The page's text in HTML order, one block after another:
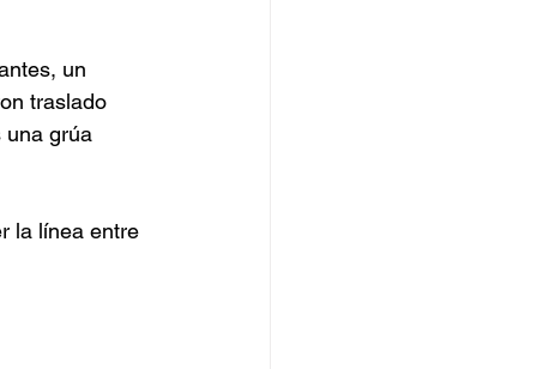
un
traslado
una grúa
la línea entre